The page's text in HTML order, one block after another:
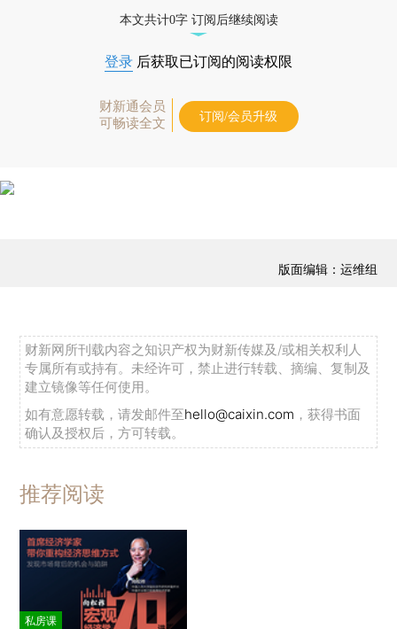
本文共计0字 订阅后继续阅读
登录 后获取已订阅的阅读权限
财新通会员
可畅读全文
订阅/会员升级
版面编辑：运维组
财新网所刊载内容之知识产权为财新传媒及/或相关权利人
专属所有或持有。未经许可，禁止进行转载、摘编、复制及
建立镜像等任何使用。
如有意愿转载，请发邮件至hello@caixin.com ，获得书面
确认及授权后，方可转载。
推荐阅读
私房课